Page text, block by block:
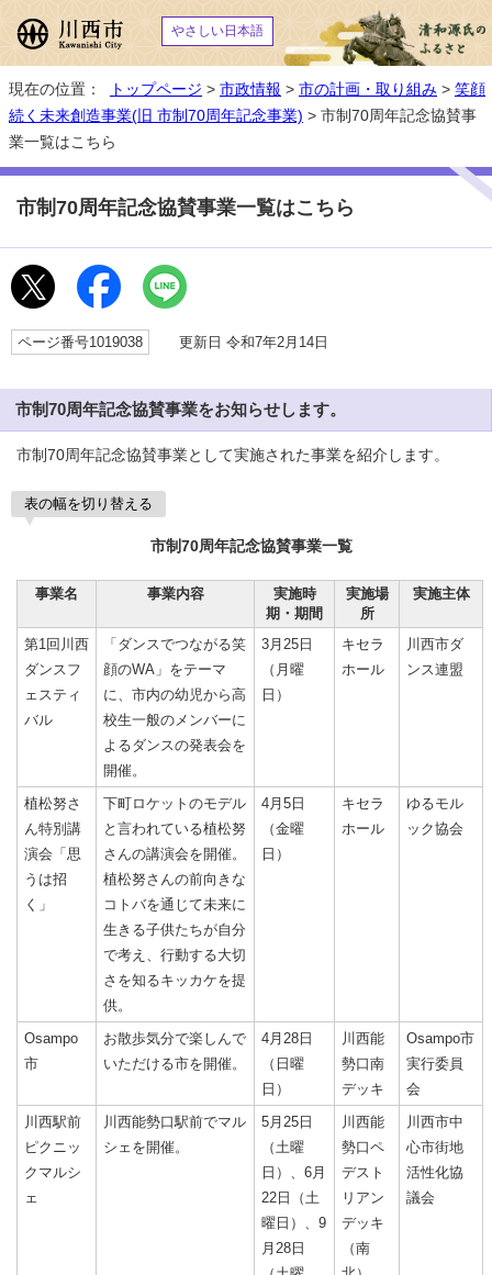
やさしい日本語
現在の位置： トップページ > 市政情報 > 市の計画・取り組み > 笑顔
続く未来創造事業(旧 市制70周年記念事業) > 市制70周年記念協賛事
業一覧はこちら
市制70周年記念協賛事業一覧はこちら
ページ番号1019038 更新日 令和7年2月14日
市制70周年記念協賛事業をお知らせします。
市制70周年記念協賛事業として実施された事業を紹介します。
表の幅を切り替える
市制70周年記念協賛事業一覧
事業名 事業内容
実施時
期・期間
実施場
所
実施主体
第1回川西
ダンスフ
ェスティ
バル
「ダンスでつながる笑
顔のWA」をテーマ
に、市内の幼児から高
校生一般のメンバーに
よるダンスの発表会を
開催。
3月25日
（月曜
日）
キセラ
ホール
川西市ダ
ンス連盟
植松努さ
ん特別講
演会「思
うは招
く」
下町ロケットのモデル
と言われている植松努
さんの講演会を開催。
植松努さんの前向きな
コトバを通じて未来に
生きる子供たちが自分
で考え、行動する大切
さを知るキッカケを提
供。
4月5日
（金曜
日）
キセラ
ホール
ゆるモル
ック協会
Osampo
市
お散歩気分で楽しんで
いただける市を開催。
4月28日
（日曜
日）
川西能
勢口南
デッキ
Osampo市
実行委員
会
川西駅前
ピクニッ
クマルシ
ェ
川西能勢口駅前でマル
シェを開催。
5月25日
（土曜
日）、6月
22日（土
曜日）、9
月28日
川西能
勢口ペ
デスト
リアン
デッキ
（南
川西市中
心市街地
活性化協
議会